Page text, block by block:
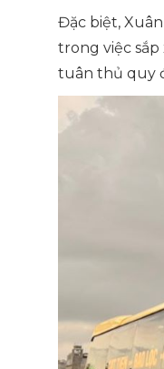
Đặc biệt,
trong việc
tuân thủ quy